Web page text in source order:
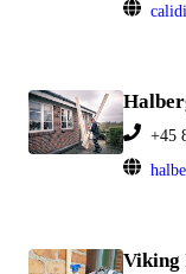
+45
Viking